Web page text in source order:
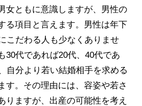
女ともに意識しますが、男性の
る項目と言えます。男性は年下
こだわる人も少なくありませ
30代であれば20代、40代であ
自分より若い結婚相手を求める
す。その理由には、容姿や若さ
りますが、出産の可能性を考え